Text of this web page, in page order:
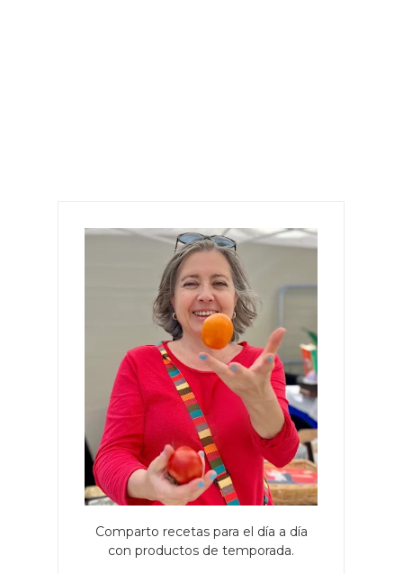
Comparto recetas para el día a día
con productos de temporada.